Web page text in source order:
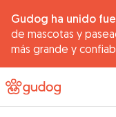
Gudog ha unido
de mascotas y
más grande y